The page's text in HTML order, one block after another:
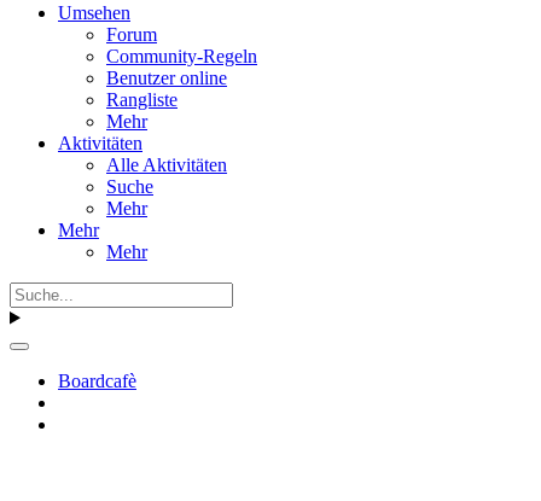
Umsehen
Forum
Community-Regeln
Benutzer online
Rangliste
Mehr
Aktivitäten
Alle Aktivitäten
Suche
Mehr
Mehr
Mehr
Boardcafè